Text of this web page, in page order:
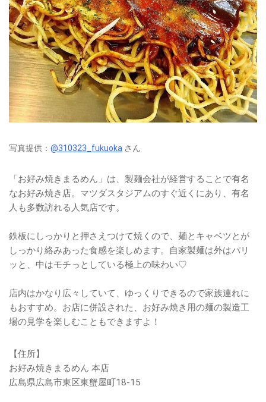
写真提供： @310323_fukuoka さん
「お好み焼きまるめん」は、製麺会社が経営することで有名
なお好み焼き店。マツダスタジアムのすぐ近くにあり、有名
人も多数訪れる人気店です。
鉄板にしっかりと押さえつけて焼くので、麺とキャベツとが
しっかり絡みあった食感を楽しめます。自家製麺は外はパリ
ッと、中はモチっとしている極上の味わい♡
店内はかなり広々していて、ゆっくりできるので家族連れに
もおすすめ。お店に併設された、お好み焼き用の麺の製造工
場の見学を楽しむこともできますよ！
【住所】
お好み焼きまるめん 本店
広島県広島市東区東蟹屋町18-15